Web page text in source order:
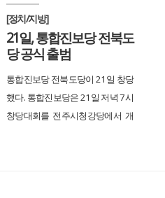
[정치/지방]
21일, 통합진보당 전북도
당 공식 출범
통합진보당 전북도당이 21일 창당
했다. 통합진보당은 21일 저녁 7시
창당대회를 전주시청강당에서 개